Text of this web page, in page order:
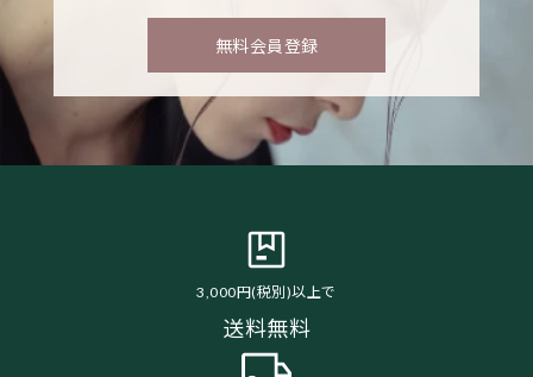
無料会員登録
3,000円(税別)以上で
送料無料